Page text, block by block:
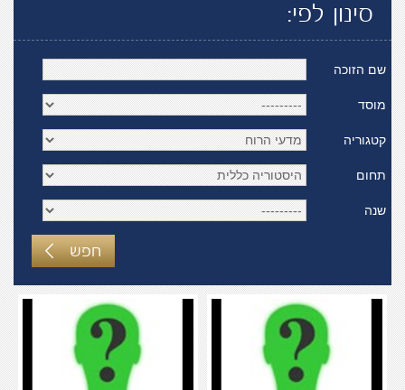
סינון לפי:
שם הזוכה
מוסד
קטגוריה
תחום
שנה
חפש